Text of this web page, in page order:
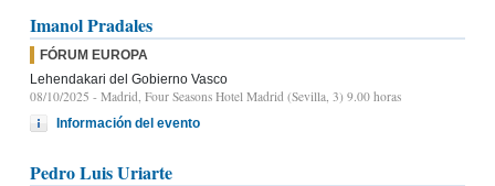
Imanol Pradales
FÓRUM EUROPA
Lehendakari del Gobierno Vasco
08/10/2025 - Madrid, Four Seasons Hotel Madrid (Sevilla, 3) 9.00 horas
Información del evento
Pedro Luis Uriarte